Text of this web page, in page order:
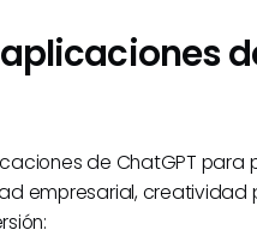
de ChatGPT para
empresarial, creatividad